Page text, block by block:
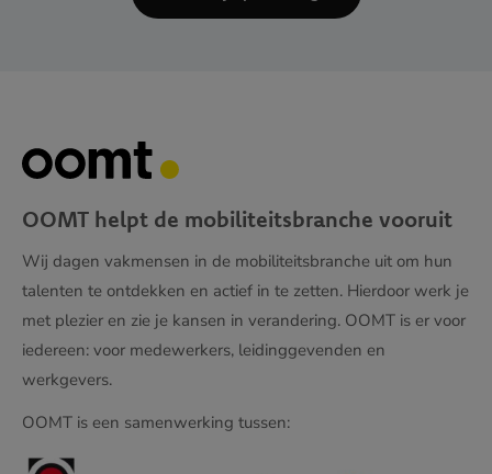
OOMT helpt de mobiliteitsbranche vooruit
Wij dagen vakmensen in de mobiliteitsbranche uit om hun
talenten te ontdekken en actief in te zetten. Hierdoor werk je
met plezier en zie je kansen in verandering. OOMT is er voor
iedereen: voor medewerkers, leidinggevenden en
werkgevers.
OOMT is een samenwerking tussen: